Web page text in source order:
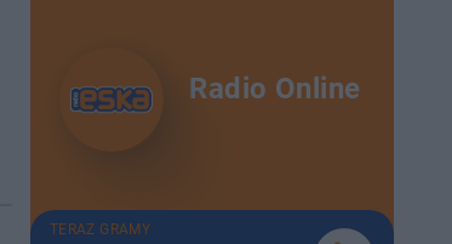
Radio Online
TERAZ GRAMY